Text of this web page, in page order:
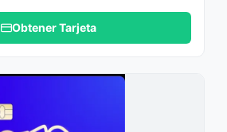
Obtener Tarjeta